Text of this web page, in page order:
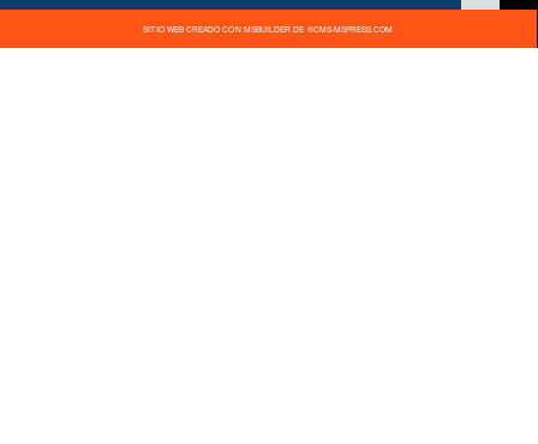
SITIO WEB CREADO CON MSBUILDER DE ®CMS-MSPRESS.COM